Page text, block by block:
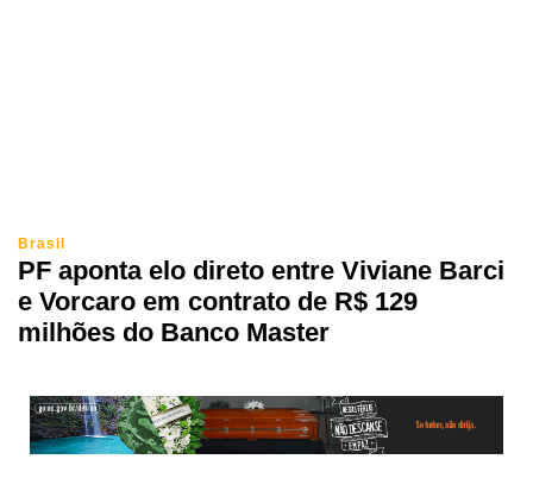
Brasil
PF aponta elo direto entre Viviane Barci
e Vorcaro em contrato de R$ 129
milhões do Banco Master